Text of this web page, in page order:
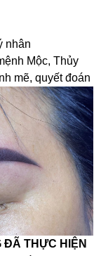
nhân
Mộc, Thủy
mẽ, quyết đoán
ĐÃ THỰC HIỆN